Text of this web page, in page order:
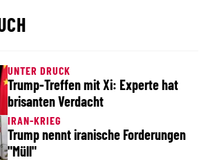
UNTER DRUCK
Trump-Treffen mit Xi: Experte hat
brisanten Verdacht
IRAN-KRIEG
Trump nennt iranische Forderungen
"Müll"